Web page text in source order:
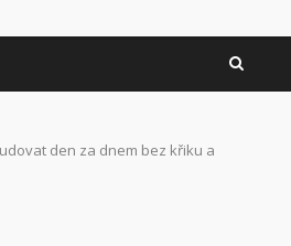
den za dnem bez křiku a